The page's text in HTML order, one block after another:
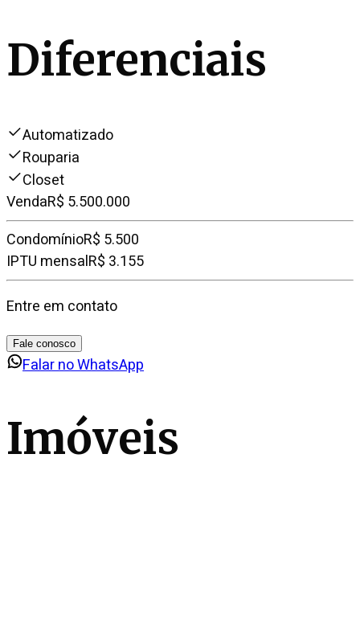
Diferenciais
Automatizado
Rouparia
Closet
VendaR$ 5.500.000
CondomínioR$ 5.500
IPTU mensalR$ 3.155
Entre em contato
Fale conosco
Falar no WhatsApp
Imóveis